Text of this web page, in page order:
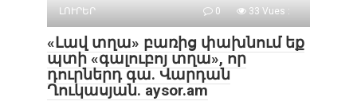
ԼՈՒՐԵՐ
0 33 Vues :
«Լավ տղա» բառից փախնում եք
պտի «գալուբոյ տղա», որ
դուրներդ գա. Վարդան
Ղուկասյան. aysor.am